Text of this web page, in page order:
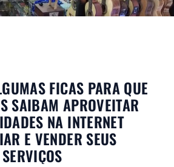
FICAS PARA QUE
SAIBAM APROVEITAR
NA INTERNET
E VENDER SEUS